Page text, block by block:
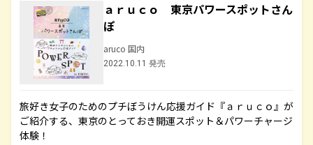
ａｒｕｃｏ 東京パワースポットさん
ぽ
aruco 国内
2022.10.11 発売
旅好き女子のためのプチぼうけん応援ガイド『ａｒｕｃｏ』が
ご紹介する、東京のとっておき開運スポット＆パワーチャージ
体験！